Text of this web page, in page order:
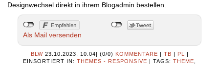
Designwechsel direkt in ihrem Blogadmin bestellen.
Als Mail versenden
BLW 23.10.2023, 10.04| (0/0) KOMMENTARE | TB | PL
|
EINSORTIERT IN: THEMES - RESPONSIVE | TAGS: THEME